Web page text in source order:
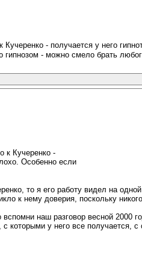
- получается у него
гипнозом - можно смело брать
к Кучеренко -
Особенно если
то я его работу видел на
к нему доверия, поскольку
наш разговор весной 2000
которыми у него все получается,